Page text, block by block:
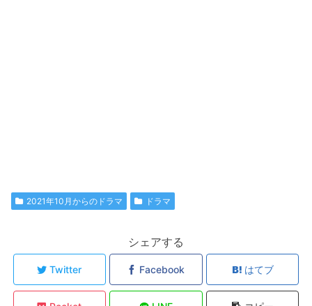
2021年10月からのドラマ ドラマ
シェアする
Twitter Facebook はてブ